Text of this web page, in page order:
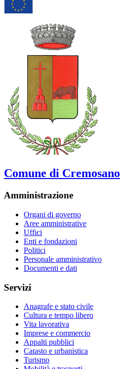
Comune di Cremosano
Amministrazione
Organi di governo
Aree amministrative
Uffici
Enti e fondazioni
Politici
Personale amministrativo
Documenti e dati
Servizi
Anagrafe e stato civile
Cultura e tempo libero
Vita lavorativa
Imprese e commercio
Appalti pubblici
Catasto e urbanistica
Turismo